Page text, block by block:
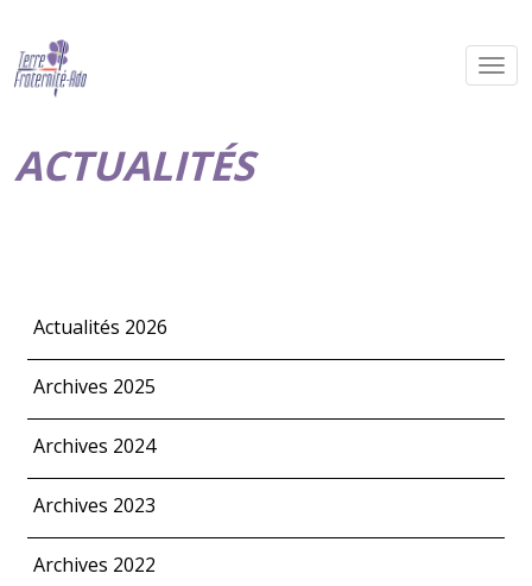
ACTUALITÉS
Actualités 2026
Archives 2025
Archives 2024
Archives 2023
Archives 2022